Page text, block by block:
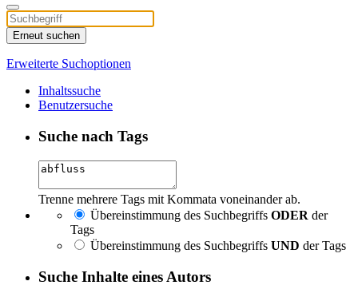
Erneut suchen
Erweiterte Suchoptionen
Inhaltssuche
Benutzersuche
Suche nach Tags
Trenne mehrere Tags mit Kommata voneinander ab.
Übereinstimmung des Suchbegriffs ODER der
Tags
Übereinstimmung des Suchbegriffs UND der Tags
Suche Inhalte eines Autors